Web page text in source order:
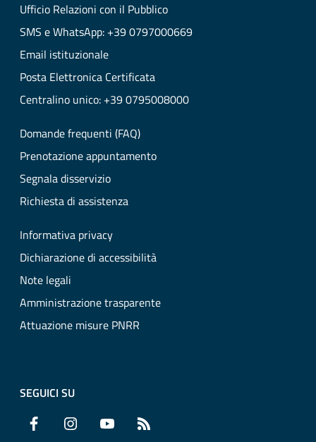
Ufficio Relazioni con il Pubblico
SMS e WhatsApp: +39 0797000669
Email istituzionale
Posta Elettronica Certificata
Centralino unico: +39 0795008000
Domande frequenti (FAQ)
Prenotazione appuntamento
Segnala disservizio
Richiesta di assistenza
Informativa privacy
Dichiarazione di accessibilità
Note legali
Amministrazione trasparente
Attuazione misure PNRR
SEGUICI SU
Facebook Instagram YouTube